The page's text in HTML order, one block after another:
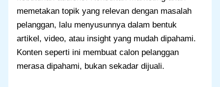
memetakan topik yang relevan dengan masalah
pelanggan, lalu menyusunnya dalam bentuk
artikel, video, atau insight yang mudah dipahami.
Konten seperti ini membuat calon pelanggan
merasa dipahami, bukan sekadar dijuali.